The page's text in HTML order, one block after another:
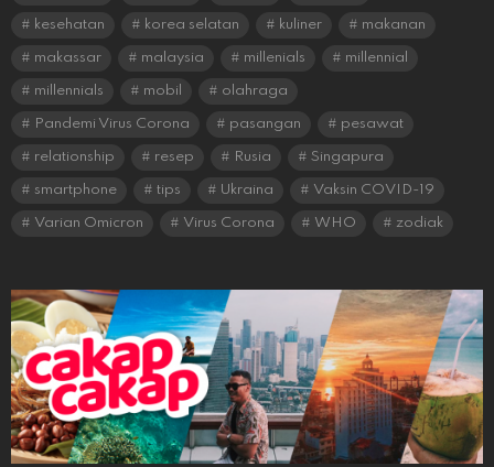
kesehatan korea selatan kuliner makanan
makassar malaysia millenials millennial
millennials mobil olahraga
Pandemi Virus Corona pasangan pesawat
relationship resep Rusia Singapura
smartphone tips Ukraina Vaksin COVID-19
Varian Omicron Virus Corona WHO zodiak